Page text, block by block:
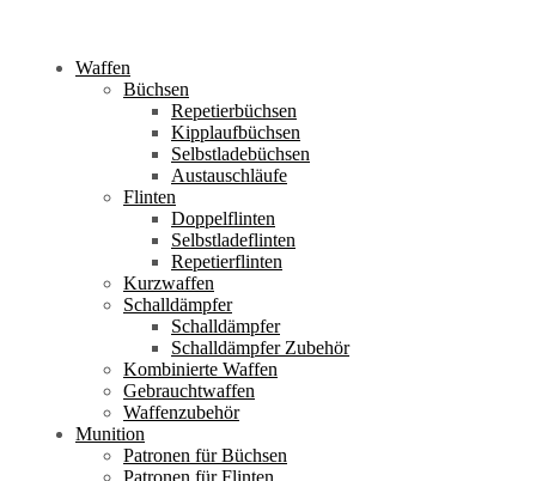
Waffen
Büchsen
Repetierbüchsen
Kipplaufbüchsen
Selbstladebüchsen
Austauschläufe
Flinten
Doppelflinten
Selbstladeflinten
Repetierflinten
Kurzwaffen
Schalldämpfer
Schalldämpfer
Schalldämpfer Zubehör
Kombinierte Waffen
Gebrauchtwaffen
Waffenzubehör
Munition
Patronen für Büchsen
Patronen für Flinten